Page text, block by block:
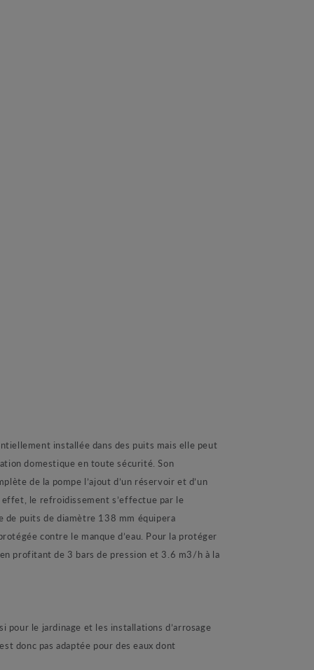
installée dans des puits mais elle peut
domestique en toute sécurité. Son
de la pompe l’ajout d’un réservoir et d’un
le refroidissement s’effectue par le
de puits de diamètre 138 mm équipera
contre le manque d’eau. Pour la protéger
profitant de 3 bars de pression et 3.6 m3/h à la
le jardinage et les installations d’arrosage
donc pas adaptée pour des eaux dont